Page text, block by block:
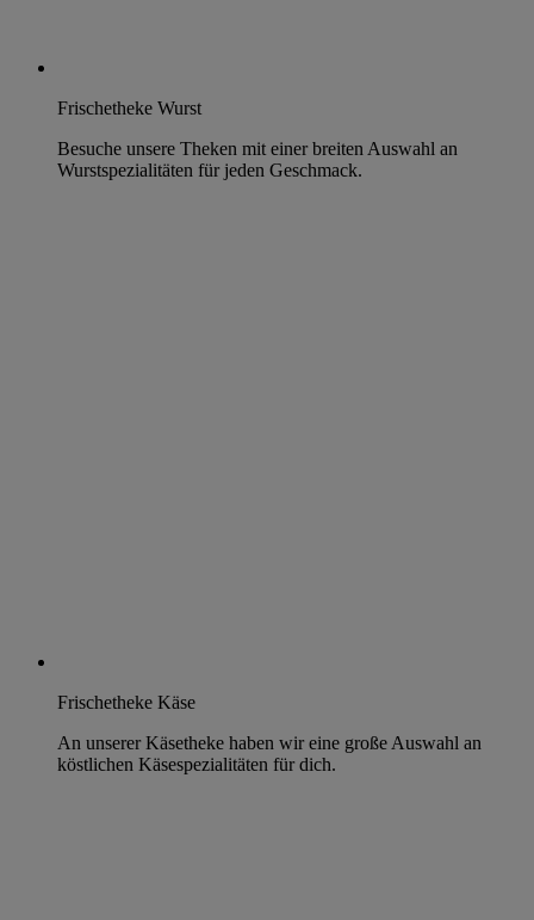
Frischetheke Wurst
Besuche unsere Theken mit einer breiten Auswahl an
Wurstspezialitäten für jeden Geschmack.
Frischetheke Käse
An unserer Käsetheke haben wir eine große Auswahl an
köstlichen Käsespezialitäten für dich.